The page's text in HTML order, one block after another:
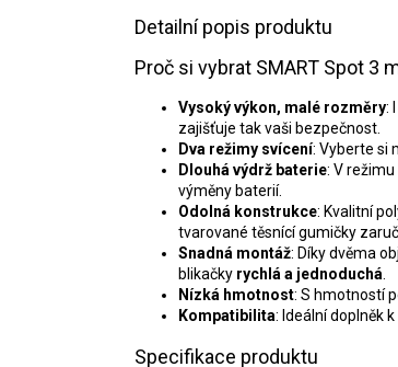
Detailní popis produktu
Proč si vybrat SMART Spot 3
Vysoký výkon, malé rozměry:
zajišťuje tak vaši bezpečnost.
Dva režimy svícení: Vyberte si
Dlouhá výdrž baterie: V
výměny baterií.
Odolná konstrukce: Kvalitní
tvarované těsnící gumičky
Snadná montáž: Díky dvěma
blikačky rychlá a jednoduchá
Nízká hmotnost: S hmotností
Kompatibilita: Ideální doplněk
Specifikace produktu